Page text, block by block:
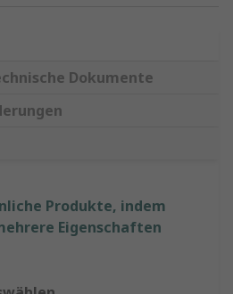
Dokumente
Produkte, indem
Eigenschaften